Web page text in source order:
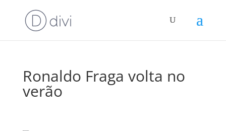
Ronaldo Fraga volta no
verão